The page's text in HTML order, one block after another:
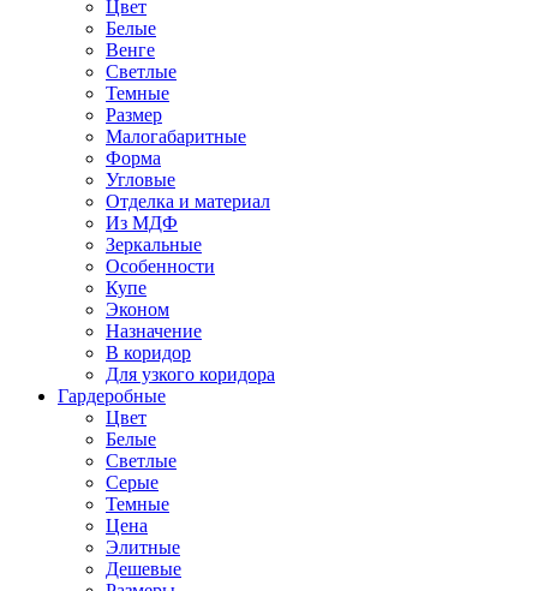
Цвет
Белые
Венге
Светлые
Темные
Размер
Малогабаритные
Форма
Угловые
Отделка и материал
Из МДФ
Зеркальные
Особенности
Купе
Эконом
Назначение
В коридор
Для узкого коридора
Гардеробные
Цвет
Белые
Светлые
Серые
Темные
Цена
Элитные
Дешевые